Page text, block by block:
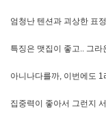
엄청난 텐션과 괴상한 표
특징은 맷집이 좋고.. 그
아니나다를까, 이번에도
집중력이 좋아서 그런지